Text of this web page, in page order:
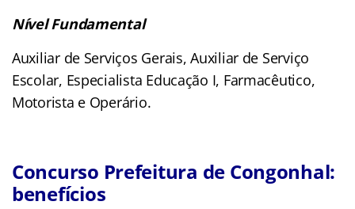
Nível Fundamental
Auxiliar de Serviços Gerais, Auxiliar de Serviço
Escolar, Especialista Educação I, Farmacêutico,
Motorista e Operário.
Concurso Prefeitura de Congonhal:
benefícios